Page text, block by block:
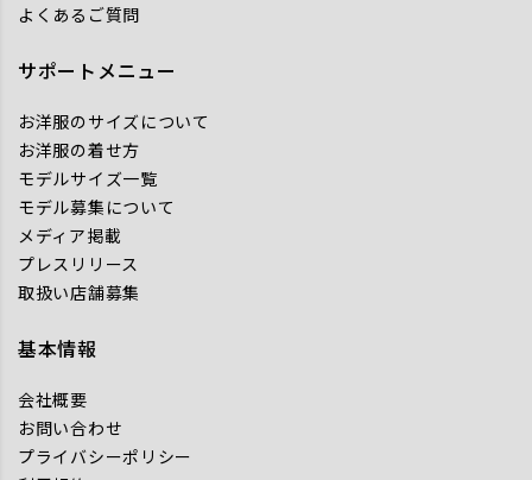
よくあるご質問
サポートメニュー
お洋服のサイズについて
お洋服の着せ方
モデルサイズ一覧
モデル募集について
メディア掲載
プレスリリース
取扱い店舗募集
基本情報
会社概要
お問い合わせ
プライバシーポリシー